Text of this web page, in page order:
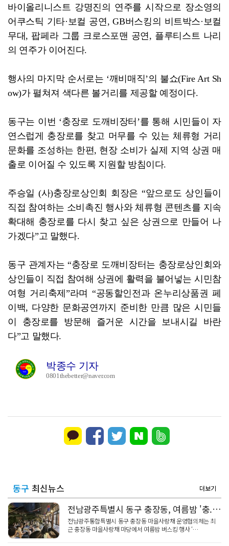
바이올리니스트 강명진의 연주를 시작으로 장소영의
어쿠스틱 기타·보컬 공연, GB버스킹의 비트박스·보컬
무대, 팝페라 그룹 크로스포맨 공연, 플루티스트 나리
의 연주가 이어진다.
행사의 마지막 순서로는 ‘깨비매직’의 불쇼(Fire Art Sh
ow)가 펼쳐져 색다른 볼거리를 제공할 예정이다.
동구는 이번 ‘충장로 도깨비장터’를 통해 시민들이 자
연스럽게 충장로를 찾고 머무를 수 있는 체류형 거리
문화를 조성하는 한편, 현장 소비가 실제 지역 상권 매
출로 이어질 수 있도록 지원할 방침이다.
주승일 (사)충장로상인회 회장은 “앞으로도 상인들이
직접 참여하는 소비촉진 행사와 체류형 콘텐츠를 지속
확대해 충장로를 다시 찾고 싶은 상권으로 만들어 나
가겠다”고 말했다.
동구 관계자는 “충장로 도깨비장터는 충장로상인회와
상인들이 직접 참여해 상권에 활력을 불어넣는 시민참
여형 거리축제”라며 “공동할인전과 온누리상품권 페
이백, 다양한 문화공연까지 준비한 만큼 많은 시민들
이 충장로를 방문해 즐거운 시간을 보내시길 바란
다”고 말했다.
박종수 기자
0801thebetter@naver.com
동구 최신뉴스 더보기
전남광주특별시 동구 충장동, 여름밤 '충.장.밤' 버스킹 성황
전남광주통합특별시 동구 충장동 마을사랑채 운영협의체는 최
근 충장동 마을사랑채 마당에서 여름밤 버스킹 행사 ‘…